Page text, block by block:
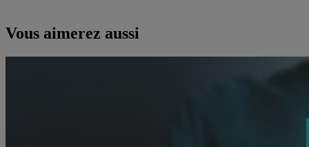
Vous aimerez aussi